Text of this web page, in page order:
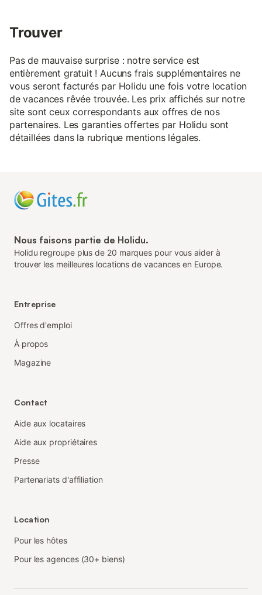
Trouver
Pas de mauvaise surprise : notre service est
entièrement gratuit ! Aucuns frais supplémentaires ne
vous seront facturés par Holidu une fois votre location
de vacances rêvée trouvée. Les prix affichés sur notre
site sont ceux correspondants aux offres de nos
partenaires. Les garanties offertes par Holidu sont
détaillées dans la rubrique mentions légales.
Nous faisons partie de Holidu.
Holidu regroupe plus de 20 marques pour vous aider à
trouver les meilleures locations de vacances en Europe.
Entreprise
Offres d'emploi
À propos
Magazine
Contact
Aide aux locataires
Aide aux propriétaires
Presse
Partenariats d'affiliation
Location
Pour les hôtes
Pour les agences (30+ biens)